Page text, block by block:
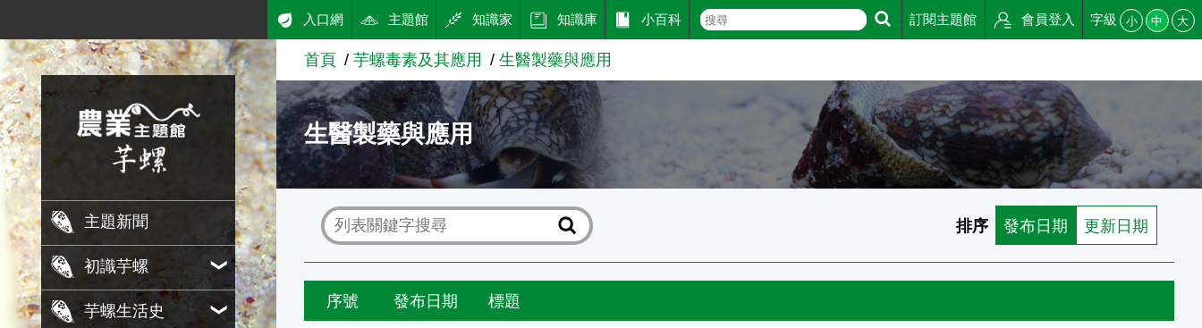
跳到主要內容
農業知識入口網
主題新聞
初識芋螺
芋螺生活史
入口網 主題館 知識家 知識庫 小百科 訂閱主題館 會員登入 字級 小 中 大
首頁 芋螺毒素及其應用 生醫製藥與應用
生醫製藥與應用
排序 發布日期 更新日期
序號 發布日期 標題